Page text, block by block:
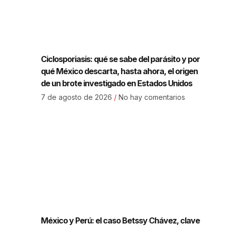
Ciclosporiasis: qué se sabe del parásito y por
qué México descarta, hasta ahora, el origen
de un brote investigado en Estados Unidos
7 de agosto de 2026 No hay comentarios
México y Perú: el caso Betssy Chávez, clave